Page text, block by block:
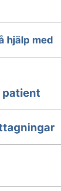
hjälp med
patient